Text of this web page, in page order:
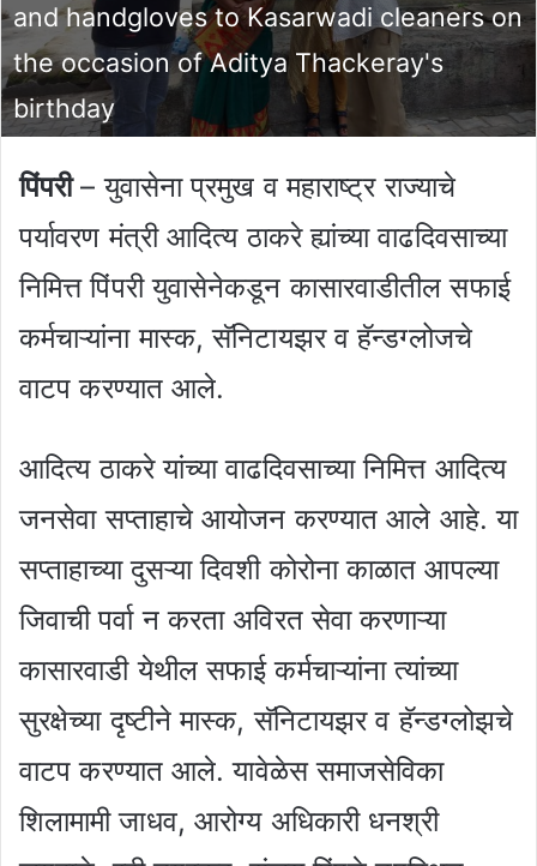
and handgloves to Kasarwadi cleaners on
the occasion of Aditya Thackeray's
birthday
पिंपरी– युवासेना प्रमुख व महाराष्ट्र राज्याचे
पर्यावरण मंत्री आदित्य ठाकरे ह्यांच्या वाढदिवसाच्या
निमित्त पिंपरी युवासेनेकडून कासारवाडीतील सफाई
कर्मचाऱ्यांना मास्क, सॅनिटायझर व हॅन्डग्लोजचे
वाटप करण्यात आले.
आदित्य ठाकरे यांच्या वाढदिवसाच्या निमित्त आदित्य
जनसेवा सप्ताहाचे आयोजन करण्यात आले आहे. या
सप्ताहाच्या दुसऱ्या दिवशी कोरोना काळात आपल्या
जिवाची पर्वा न करता अविरत सेवा करणाऱ्या
कासारवाडी येथील सफाई कर्मचाऱ्यांना त्यांच्या
सुरक्षेच्या दृष्टीने मास्क, सॅनिटायझर व हॅन्डग्लोझचे
वाटप करण्यात आले. यावेळेस समाजसेविका
शिलामामी जाधव, आरोग्य अधिकारी धनश्री